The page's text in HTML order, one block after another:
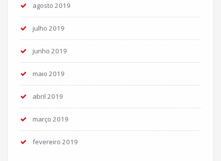
agosto 2019
julho 2019
junho 2019
maio 2019
abril 2019
março 2019
fevereiro 2019